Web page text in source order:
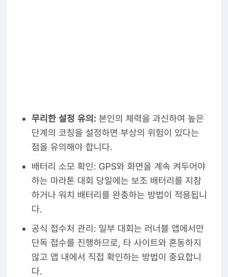
무리한 설정 유의: 본인의 체력을 과신하여 높은
단계의 코칭을 설정하면 부상의 위험이 있다는
점을 유의해야 합니다.
배터리 소모 확인: GPS와 화면을 계속 켜두어야
하는 마라톤 대회 당일에는 보조 배터리를 지참
하거나 워치 배터리를 완충하는 방법이 적용됩니
다.
공식 접수처 관리: 일부 대회는 러너블 앱에서만
단독 접수를 진행하므로, 타 사이트와 혼동하지
않고 앱 내에서 직접 확인하는 방법이 중요합니
다.